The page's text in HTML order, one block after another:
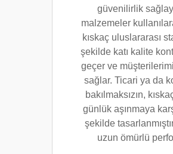
güvenilirlik
malzemeler
kıskaç uluslararası
şekilde katı kalite
geçer ve
sağlar. Ticari ya da
bakılmaksızın,
günlük aşınmaya
şekilde
uzun ömürlü